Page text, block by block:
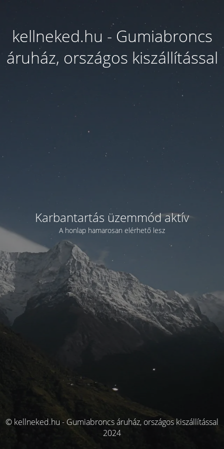
kellneked.hu - Gumiabroncs
áruház, országos kiszállítással
Karbantartás üzemmód aktív
A honlap hamarosan elérhető lesz
© kellneked.hu - Gumiabroncs áruház, országos kiszállítással
2024